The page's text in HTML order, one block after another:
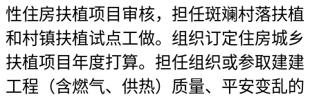
性住房扶植项目审核，担任斑斓村落扶植
和村镇扶植试点工做。组织订定住房城乡
扶植项目年度打算。担任组织或参取建建
工程（含燃气、供热）质量、平安变乱的